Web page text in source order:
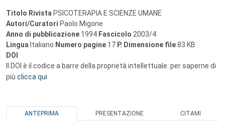
Titolo Rivista PSICOTERAPIA E SCIENZE UMANE
Autori/Curatori Paolo Migone
Anno di pubblicazione 1994 Fascicolo 2003/4
Lingua Italiano Numero pagine 17 P. Dimensione file83 KB
DOI
Il DOI è il codice a barre della proprietà intellettuale: per saperne di
più clicca qui
ANTEPRIMA PRESENTAZIONE CITAMI